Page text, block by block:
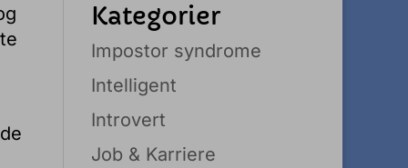
Kategorier
Impostor syndrome
Intelligent
Introvert
Job & Karriere